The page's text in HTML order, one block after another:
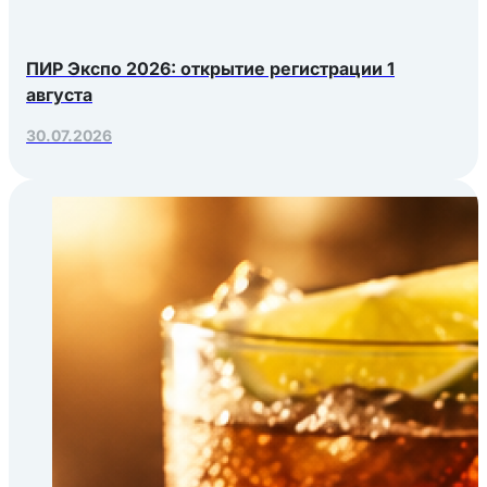
ПИР Экспо 2026: открытие регистрации 1
августа
30.07.2026